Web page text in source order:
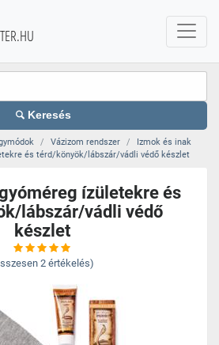
Keresés
Vázizom rendszer
Izmok és inak
és térd/könyök/lábszár/vádli védő készlet
ízületekre és
lábszár/vádli védő
készlet
2 értékelés)